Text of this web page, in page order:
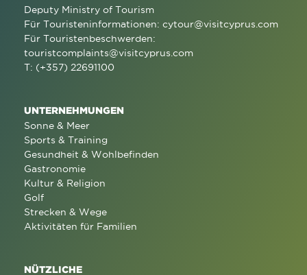
Deputy Ministry of Tourism
Für Touristeninformationen: cytour@visitcyprus.com
Für Touristenbeschwerden:
touristcomplaints@visitcyprus.com
T: (+357) 22691100
UNTERNEHMUNGEN
Sonne & Meer
Sports & Training
Gesundheit & Wohlbefinden
Gastronomie
Kultur & Religion
Golf
Strecken & Wege
Aktivitäten für Familien
NÜTZLICHE